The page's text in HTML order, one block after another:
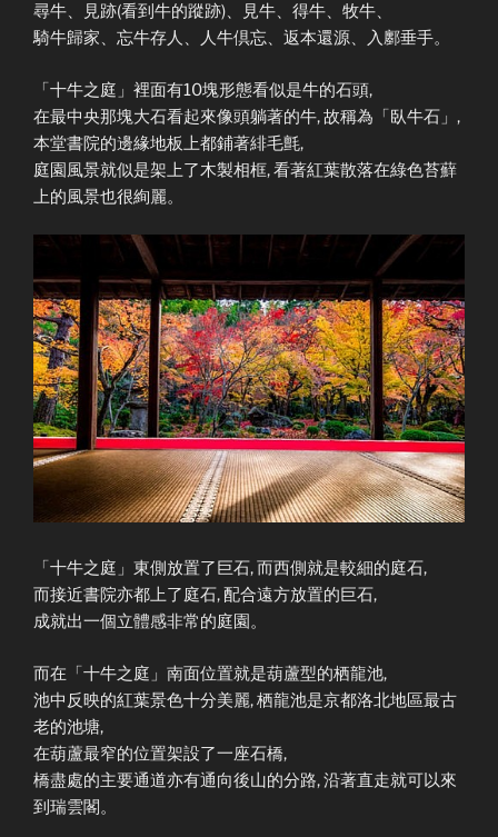
尋牛、見跡(看到牛的蹤跡)、見牛、得牛、牧牛、
騎牛歸家、忘牛存人、人牛倶忘、返本還源、入鄽垂手。
「十牛之庭」裡面有10塊形態看似是牛的石頭,
在最中央那塊大石看起來像頭躺著的牛, 故稱為「臥牛石」,
本堂書院的邊緣地板上都鋪著緋毛氈,
庭園風景就似是架上了木製相框, 看著紅葉散落在綠色苔蘚
上的風景也很絢麗。
「十牛之庭」東側放置了巨石, 而西側就是較細的庭石,
而接近書院亦都上了庭石, 配合遠方放置的巨石,
成就出一個立體感非常的庭園。
而在「十牛之庭」南面位置就是葫蘆型的栖龍池,
池中反映的紅葉景色十分美麗, 栖龍池是京都洛北地區最古
老的池塘,
在葫蘆最窄的位置架設了一座石橋,
橋盡處的主要通道亦有通向後山的分路, 沿著直走就可以來
到瑞雲閣。